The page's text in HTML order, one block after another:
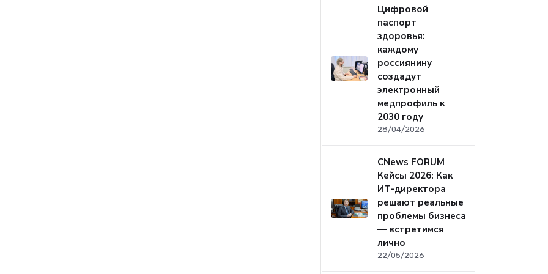
Цифровой
паспорт
здоровья:
каждому
россиянину
создадут
электронный
медпрофиль к
2030 году
28/04/2026
CNews FORUM
Кейсы 2026: Как
ИТ-директора
решают реальные
проблемы бизнеса
— встретимся
лично
22/05/2026